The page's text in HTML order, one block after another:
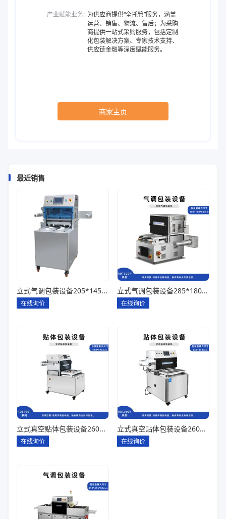
产业赋能业务: 为供应商提供“全托管”服务，涵盖
运营、销售、物流、售后；为采购
商提供一站式采购服务，包括定制
化包装解决方案、专家技术支持、
供应链金融等深度赋能服务。
商家主页
最近销售
立式气调包装设备205*145*85一出四
在线询价
立式气调包装设备285*180*80一出一
在线询价
立式真空贴体包装设备260*180一出四
在线询价
立式真空贴体包装设备260*180一出二
在线询价